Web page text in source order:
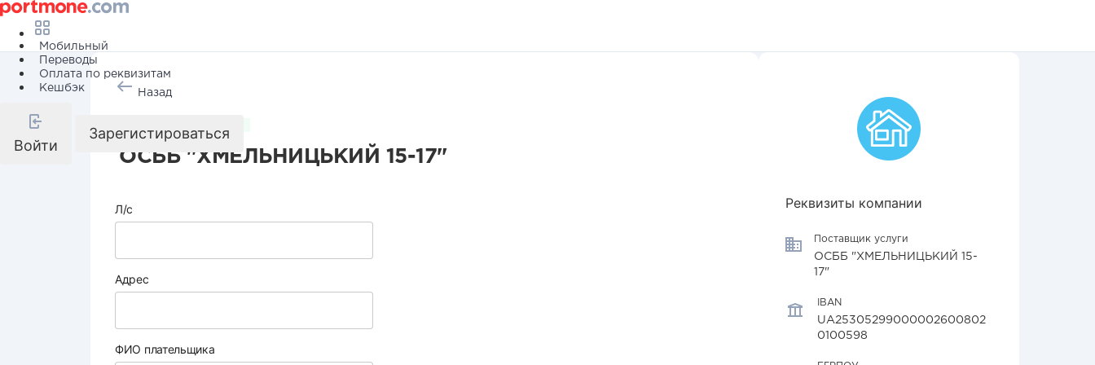
Мобильный
Переводы
Оплата по реквизитам
Кешбэк
Войти
Зарегистироваться
Назад
ОСББ "ХМЕЛЬНИЦЬКИЙ 15-17"
Л/с
Адрес
ФИО плательщика
Реквизиты компании
Поставщик услуги
ОСББ "ХМЕЛЬНИЦЬКИЙ 15-
17"
IBAN
UA25305299000002600802
0100598